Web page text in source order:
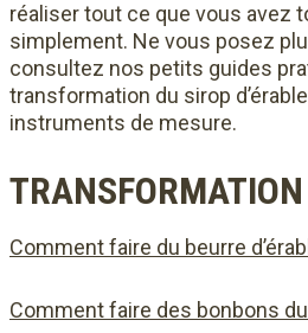
réaliser tout ce que vous avez
simplement. Ne vous posez
consultez nos petits guides
transformation du sirop
instruments de mesure.
TRANSFORMATION
Comment faire du beurre
Comment faire des bonbons